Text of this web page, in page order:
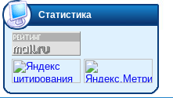
Статистика